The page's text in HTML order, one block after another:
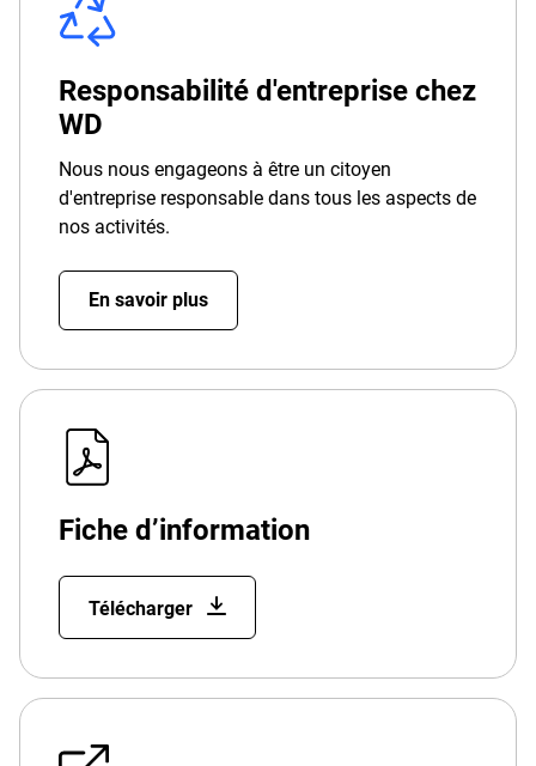
Responsabilité d'entreprise chez
WD
Nous nous engageons à être un citoyen
d'entreprise responsable dans tous les aspects de
nos activités.
En savoir plus
Fiche d’information
Télécharger